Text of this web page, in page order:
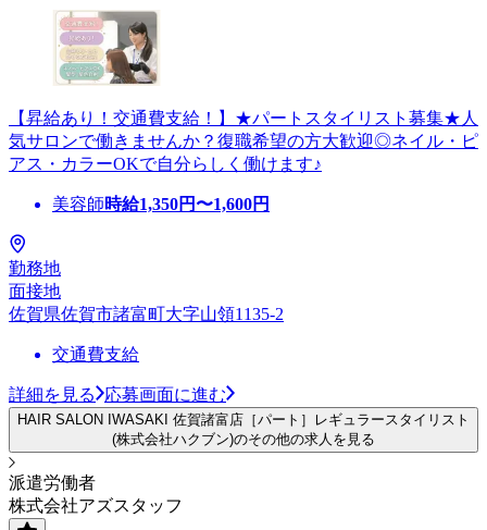
【昇給あり！交通費支給！】★パートスタイリスト募集★人
気サロンで働きませんか？復職希望の方大歓迎◎ネイル・ピ
アス・カラーOKで自分らしく働けます♪
美容師時給1,350円〜1,600円
勤務地
面接地
佐賀県佐賀市諸富町大字山領1135-2
交通費支給
詳細を見る 応募画面に進む
HAIR SALON IWASAKI 佐賀諸富店［パート］レギュラースタイリスト
(株式会社ハクブン)のその他の求人を見る
派遣労働者
株式会社アズスタッフ